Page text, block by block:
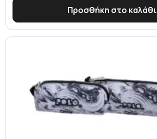
Προσθήκη στο καλάθι